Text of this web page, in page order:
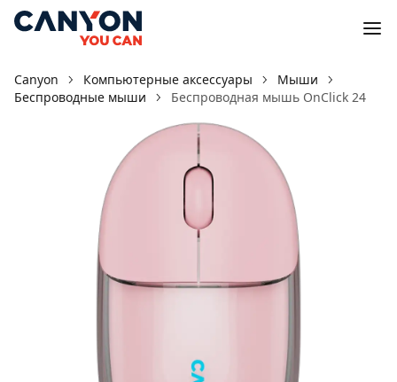
Canyon Компьютерные аксессуары
Мыши
Беспроводные мыши
Беспроводная мышь OnClick 24